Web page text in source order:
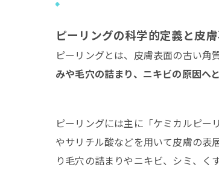
ピーリングの科学的定義と皮
ピーリングとは、皮膚表面の古い角
みや毛穴の詰まり、ニキビの原因へ
ピーリングには主に「ケミカルピ
やサリチル酸などを用いて皮膚の表
り毛穴の詰まりやニキビ、シミ、く